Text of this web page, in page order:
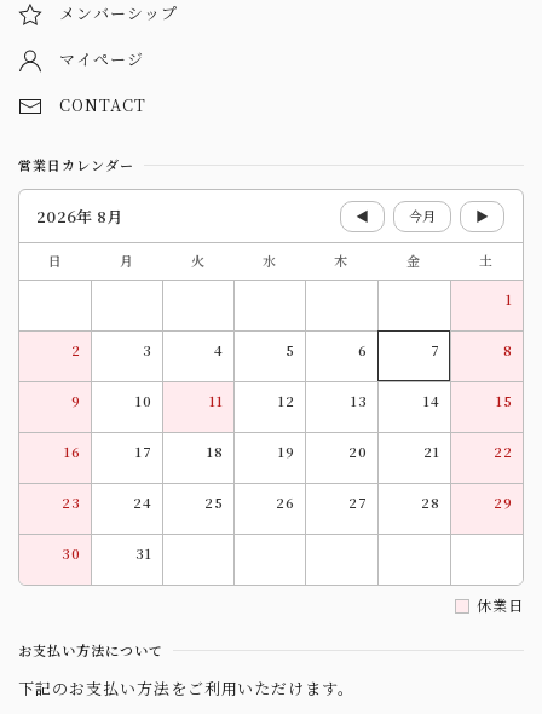
メンバーシップ
マイページ
CONTACT
営業日カレンダー
2026年 8月 ◀ 今月 ▶
日 月 火 水 木 金
土
1
2 3 4 5 6 7 8
9 10 11 12 13 14 15
16 17 18 19 20 21 22
23 24 25 26 27 28 29
30 31
休業日
お支払い方法について
下記のお支払い方法をご利用いただけます。